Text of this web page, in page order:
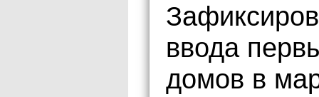
ввода
домов в